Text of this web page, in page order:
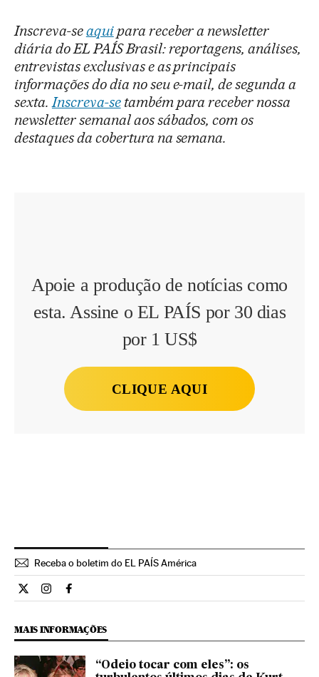
Inscreva-seaquipara receber a newsletter
diária do EL PAÍS Brasil: reportagens, análises,
entrevistas exclusivas e as principais
informações do dia no seu e-mail, de segunda a
sexta.Inscreva-setambém para receber nossa
newsletter semanal aos sábados, com os
destaques da cobertura na semana.
Apoie a produção de notícias como
esta. Assine o EL PAÍS por 30 dias
por 1 US$
CLIQUE AQUI
Receba o boletim do EL PAÍS América
Cultura El País Brasil en Twitter
Cultura El País Brasil en Instagram
Cultura El País Brasil en Facebook
MAIS INFORMAÇÕES
“Odeio tocar com eles”: os